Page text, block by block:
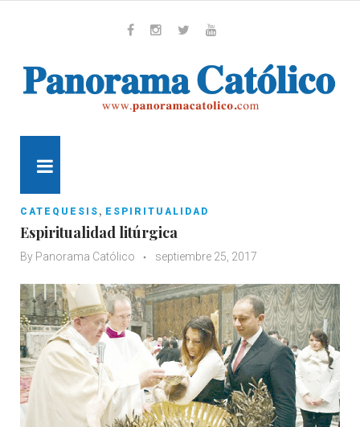
CATEQUESIS , ESPIRITUALIDAD
Espiritualidad litúrgica
By Panorama Católico septiembre 25, 2017